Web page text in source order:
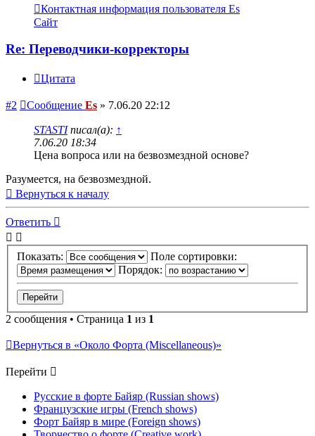
Контактная информация пользователя Es
Сайт
Re: Переводчики-корректоры
Цитата
#2 Сообщение Es » 7.06.20 22:12
STASTIписал(а): ↑
7.06.20 18:34
Цена вопроса или на безвозмездной основе?
Разумеется, на безвозмездной.
Вернуться к началу
Ответить
Показать:
Поле сортировки:
Порядок:
2 сообщения • Страница 1 из 1
Вернуться в «Около Форта (Miscellaneous)»
Перейти
Русские в форте Байяр (Russian shows)
Французские игры (French shows)
Форт Байяр в мире (Foreign shows)